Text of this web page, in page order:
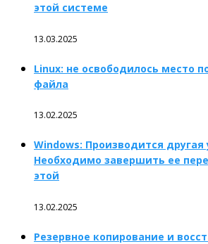
этой системе
13.03.2025
Linux: не освободилось место
файла
13.02.2025
Windows: Производится другая
Необходимо завершить ее
этой
13.02.2025
Резервное копирование и